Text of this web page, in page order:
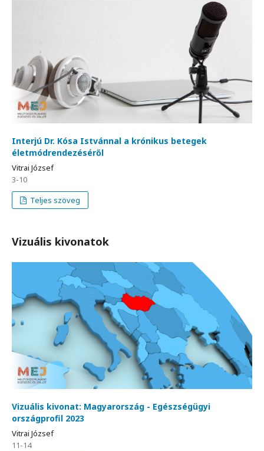
Interjú Dr. Kósa Istvánnal a krónikus betegek
életmódrendezéséről
Vitrai József
3-10
Teljes szöveg
Vizuális kivonatok
Vizuális kivonat: Magyarország - Egészségügyi
országprofil 2023
Vitrai József
11-14